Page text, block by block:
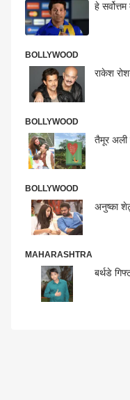
हे
BOLLYWOOD
राकेश
BOLLYWOOD
तैमूर अली
BOLLYWOOD
अनुष्का
MAHARASHTRA
बर्थडे